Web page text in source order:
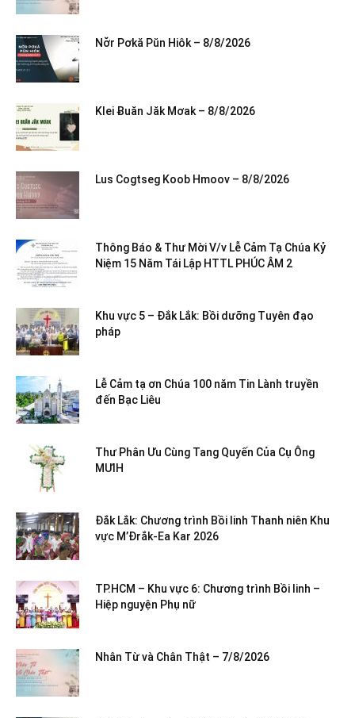
Nơ̆r Pơkă Pŭn Hiôk – 8/8/2026
Klei Ƀuăn Jăk Mơak – 8/8/2026
Lus Cogtseg Koob Hmoov – 8/8/2026
Thông Báo & Thư Mời V/v Lễ Cảm Tạ Chúa Kỷ
Niệm 15 Năm Tái Lập HTTL PHÚC ÂM 2
Khu vực 5 – Đắk Lắk: Bồi dưỡng Tuyên đạo
pháp
Lễ Cảm tạ ơn Chúa 100 năm Tin Lành truyền
đến Bạc Liêu
Thư Phân Ưu Cùng Tang Quyến Của Cụ Ông
MƯIH
Đắk Lắk: Chương trình Bồi linh Thanh niên Khu
vực M’Đrắk-Ea Kar 2026
TP.HCM – Khu vực 6: Chương trình Bồi linh –
Hiệp nguyện Phụ nữ
Nhân Từ và Chân Thật – 7/8/2026